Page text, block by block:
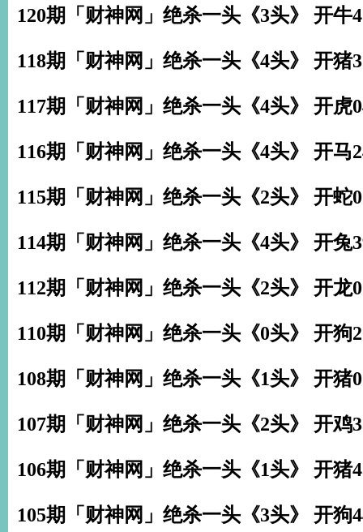
120期「财神网」绝杀一头《3头》 开牛
118期「财神网」绝杀一头《4头》 开猪
117期「财神网」绝杀一头《4头》 开虎
116期「财神网」绝杀一头《4头》 开马
115期「财神网」绝杀一头《2头》 开蛇
114期「财神网」绝杀一头《4头》 开兔
112期「财神网」绝杀一头《2头》 开龙
110期「财神网」绝杀一头《0头》 开狗
108期「财神网」绝杀一头《1头》 开猪
107期「财神网」绝杀一头《2头》 开鸡
106期「财神网」绝杀一头《1头》 开猪
105期「财神网」绝杀一头《3头》 开狗